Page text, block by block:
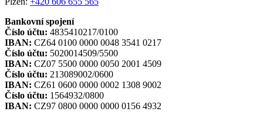
Bankovní spojení
Číslo účtu: 4835410217/0100
IBAN: CZ64 0100 0000 0048 3541 0217
Číslo účtu: 5020014509/5500
IBAN: CZ07 5500 0000 0050 2001 4509
Číslo účtu: 213089002/0600
IBAN: CZ61 0600 0000 0002 1308 9002
Číslo účtu: 1564932/0800
IBAN: CZ97 0800 0000 0000 0156 4932